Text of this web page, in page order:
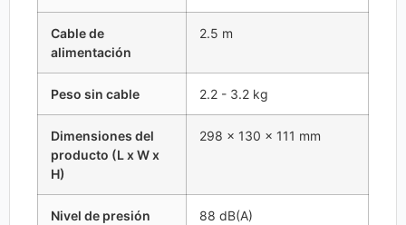
Cable de
alimentación
2.5 m
Peso sin cable 2.2 - 3.2 kg
Dimensiones del
producto (L x W x
H)
298 x 130 x 111 mm
Nivel de presión
88 dB(A)